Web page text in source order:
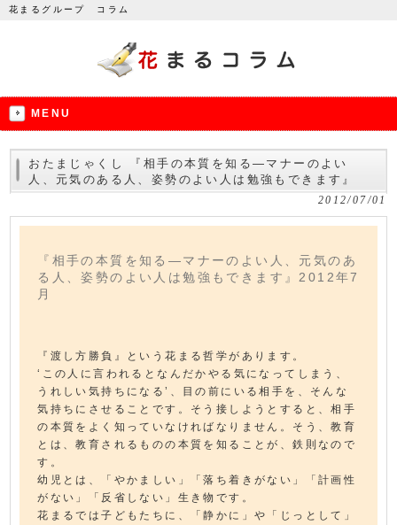
花まるグループ コラム
MENU
おたまじゃくし 『相手の本質を知る―マナーのよい
人、元気のある人、姿勢のよい人は勉強もできます』
2012/07/01
『相手の本質を知る―マナーのよい人、元気のあ
る人、姿勢のよい人は勉強もできます』2012年7
月
『渡し方勝負』という花まる哲学があります。
‘この人に言われるとなんだかやる気になってしまう、
うれしい気持ちになる’、目の前にいる相手を、そんな
気持ちにさせることです。そう接しようとすると、相手
の本質をよく知っていなければなりません。そう、教育
とは、教育されるものの本質を知ることが、鉄則なので
す。
幼児とは、「やかましい」「落ち着きがない」「計画性
がない」「反省しない」生き物です。
花まるでは子どもたちに、「静かに」や「じっとして」